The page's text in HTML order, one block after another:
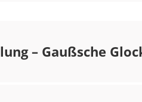
– Gaußsche